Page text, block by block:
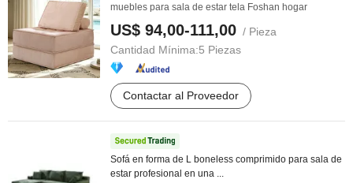
muebles para sala de estar tela Foshan hogar
US$ 94,00-111,00 / Pieza
Cantidad Mínima:5 Piezas
Contactar al Proveedor
Sofá en forma de L boneless comprimido para sala de
estar profesional en una ...